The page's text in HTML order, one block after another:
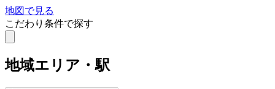
地図で見る
こだわり条件で探す
地域エリア・駅